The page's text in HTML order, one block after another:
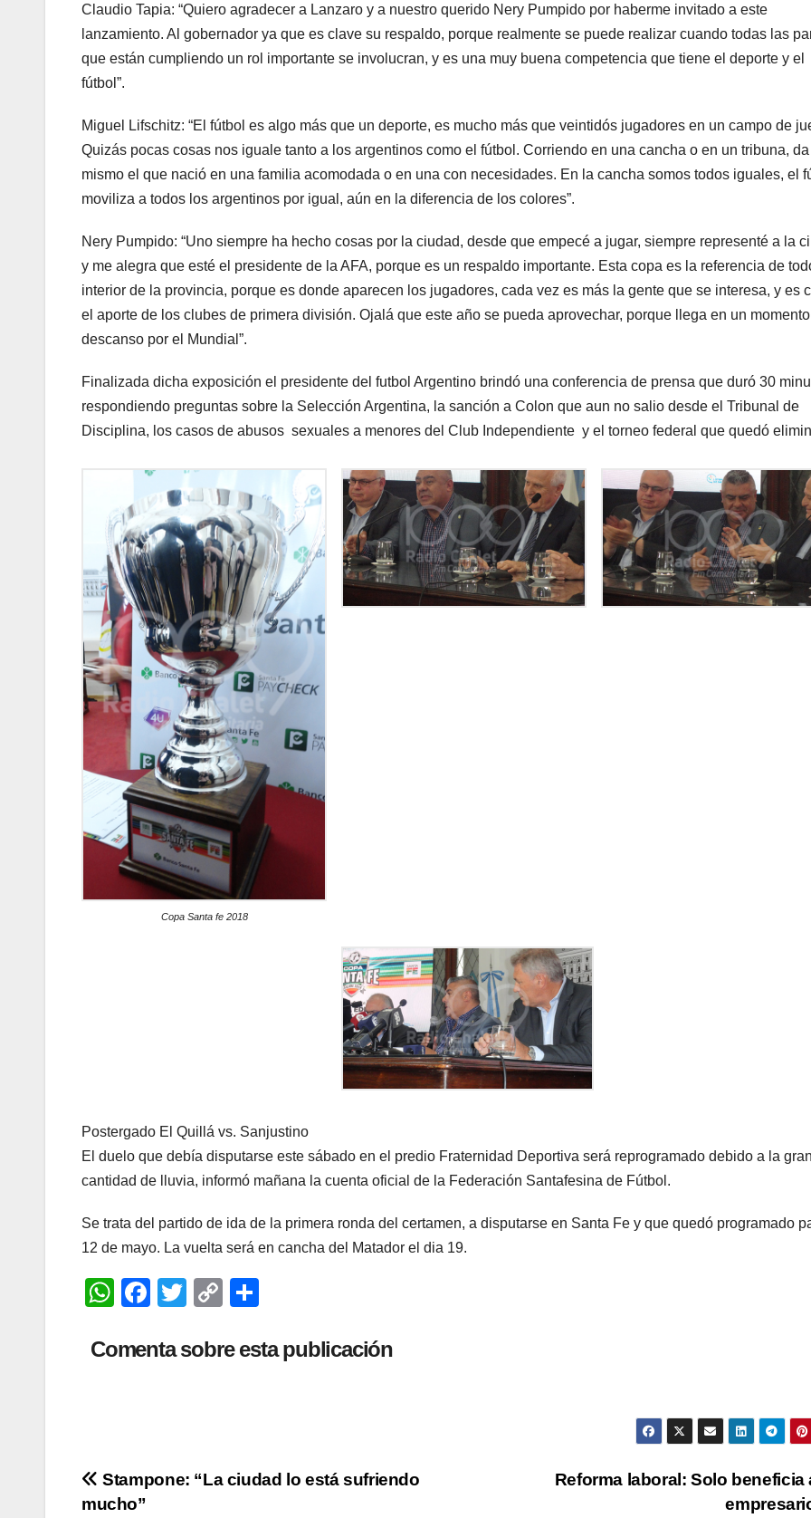
Claudio Tapia: “Quiero agradecer a Lanzaro y a nuestro querido Nery Pumpido por haberme invitado a este
lanzamiento. Al gobernador ya que es clave su respaldo, porque realmente se puede realizar cuando todas las
que están cumpliendo un rol importante se involucran, y es una muy buena competencia que tiene el deporte y el
fútbol”.
Miguel Lifschitz: “El fútbol es algo más que un deporte, es mucho más que veintidós jugadores en un campo de
Quizás pocas cosas nos iguale tanto a los argentinos como el fútbol. Corriendo en una cancha o en un tribuna,
mismo el que nació en una familia acomodada o en una con necesidades. En la cancha somos todos iguales, el
moviliza a todos los argentinos por igual, aún en la diferencia de los colores”.
Nery Pumpido: “Uno siempre ha hecho cosas por la ciudad, desde que empecé a jugar, siempre representé a la
y me alegra que esté el presidente de la AFA, porque es un respaldo importante. Esta copa es la referencia de
interior de la provincia, porque es donde aparecen los jugadores, cada vez es más la gente que se interesa, y es
el aporte de los clubes de primera división. Ojalá que este año se pueda aprovechar, porque llega en un
descanso por el Mundial”.
Finalizada dicha exposición el presidente del futbol Argentino brindó una conferencia de prensa que duró 30
respondiendo preguntas sobre la Selección Argentina, la sanción a Colon que aun no salio desde el Tribunal de
Disciplina, los casos de abusos sexuales a menores del Club Independiente y el torneo federal que quedó
Copa Santa fe 2018
Postergado El Quillá vs. Sanjustino
El duelo que debía disputarse este sábado en el predio Fraternidad Deportiva será reprogramado debido a la gran
cantidad de lluvia, informó mañana la cuenta oficial de la Federación Santafesina de Fútbol.
Se trata del partido de ida de la primera ronda del certamen, a disputarse en Santa Fe y que quedó programado
12 de mayo. La vuelta será en cancha del Matador el dia 19.
W
at
p
F
c
k
T
tt
C
p
m
Comenta sobre esta publicación
Navegación
Reforma laboral: Solo beneficia
Stampone: “La ciudad lo está sufriendo
mucho”